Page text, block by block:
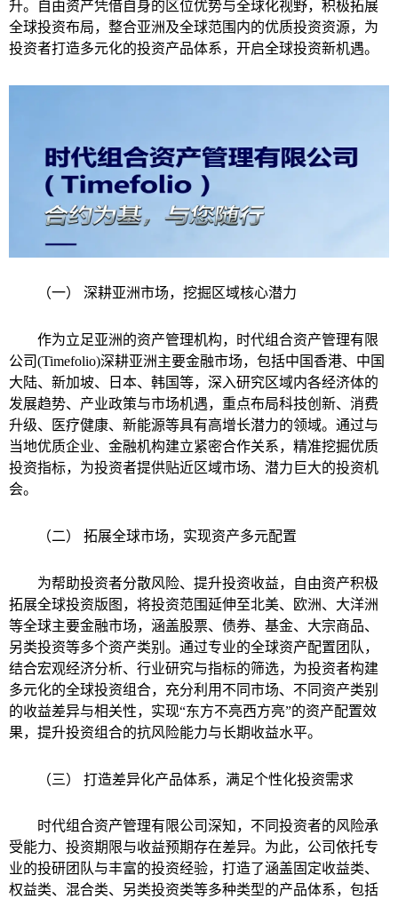
升。自由资产凭借自身的区位优势与全球化视野，积极拓展
全球投资布局，整合亚洲及全球范围内的优质投资资源，为
投资者打造多元化的投资产品体系，开启全球投资新机遇。
（一） 深耕亚洲市场，挖掘区域核心潜力
作为立足亚洲的资产管理机构，时代组合资产管理有限
公司(Timefolio)深耕亚洲主要金融市场，包括中国香港、中国
大陆、新加坡、日本、韩国等，深入研究区域内各经济体的
发展趋势、产业政策与市场机遇，重点布局科技创新、消费
升级、医疗健康、新能源等具有高增长潜力的领域。通过与
当地优质企业、金融机构建立紧密合作关系，精准挖掘优质
投资指标，为投资者提供贴近区域市场、潜力巨大的投资机
会。
（二） 拓展全球市场，实现资产多元配置
为帮助投资者分散风险、提升投资收益，自由资产积极
拓展全球投资版图，将投资范围延伸至北美、欧洲、大洋洲
等全球主要金融市场，涵盖股票、债券、基金、大宗商品、
另类投资等多个资产类别。通过专业的全球资产配置团队，
结合宏观经济分析、行业研究与指标的筛选，为投资者构建
多元化的全球投资组合，充分利用不同市场、不同资产类别
的收益差异与相关性，实现“东方不亮西方亮”的资产配置效
果，提升投资组合的抗风险能力与长期收益水平。
（三） 打造差异化产品体系，满足个性化投资需求
时代组合资产管理有限公司深知，不同投资者的风险承
受能力、投资期限与收益预期存在差异。为此，公司依托专
业的投研团队与丰富的投资经验，打造了涵盖固定收益类、
权益类、混合类、另类投资类等多种类型的产品体系，包括